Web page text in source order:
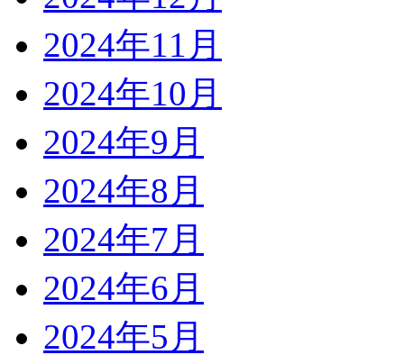
2024年11月
2024年10月
2024年9月
2024年8月
2024年7月
2024年6月
2024年5月